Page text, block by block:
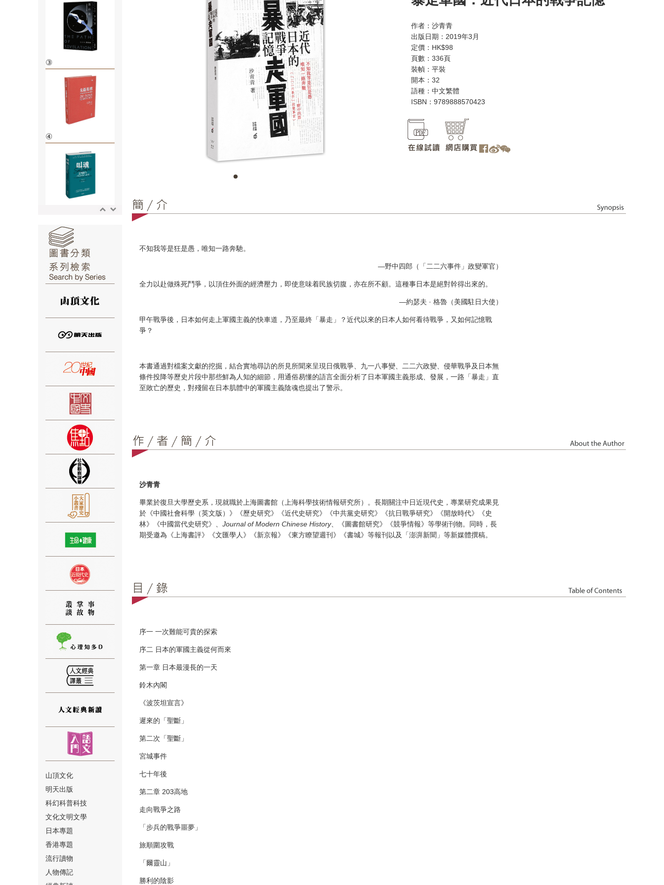
③
④
⑥
⑫
⑬
⑭
山頂文化
明天出版
科幻科普科技
文化文明文學
日本專題
香港專題
流行讀物
人物傳記
作者：沙青青
出版日期：2019年3月
定價：HK$98
頁數：336頁
裝幀：平裝
開本：32
語種：中文繁體
ISBN：9789888570423
不知我等是狂是愚，唯知一路奔馳。
—野中四郎（「二二六事件」政變軍官）
全力以赴做殊死鬥爭，以頂住外面的經濟壓力，即使意味着民族切腹，亦在所不顧。這種事日本是絕對幹得出來的。
—約瑟夫 · 格魯（美國駐日大使）
甲午戰爭後，日本如何走上軍國主義的快車道，乃至最終「暴走」？近代以來的日本人如何看待戰爭，又如何記憶戰
爭？
本書通過對檔案文獻的挖掘，結合實地尋訪的所見所聞來呈現日俄戰爭、九一八事變、二二六政變、侵華戰爭及日本無
條件投降等歷史片段中那些鮮為人知的細節，用通俗易懂的語言全面分析了日本軍國主義形成、發展，一路「暴走」直
至敗亡的歷史，對殘留在日本肌體中的軍國主義陰魂也提出了警示。
沙青青
畢業於復旦大學歷史系，現就職於上海圖書館（上海科學技術情報研究所）。長期關注中日近現代史，專業研究成果見
於《中國社會科學（英文版）》《歷史研究》《近代史研究》《中共黨史研究》《抗日戰爭研究》《開放時代》《史
林》《中國當代史研究》、 Journal of Modern Chinese History、《圖書館研究》《競爭情報》等學術刊物。同時，長
期受邀為《上海書評》《文匯學人》《新京報》《東方瞭望週刊》《書城》等報刊以及「澎湃新聞」等新媒體撰稿。
序一 一次難能可貴的探索
序二 日本的軍國主義從何而來
第一章 日本最漫長的一天
鈴木內閣
《波茨坦宣言》
遲來的「聖斷」
第二次「聖斷」
宮城事件
七十年後
第二章 203高地
走向戰爭之路
「步兵的戰爭噩夢」
旅順圍攻戰
「爾靈山」
勝利的陰影